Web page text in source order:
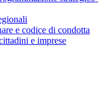
e codice di condotta
e imprese